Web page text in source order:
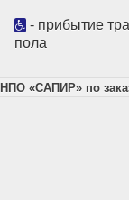
- прибытие
пола
НПО «САПИР» по